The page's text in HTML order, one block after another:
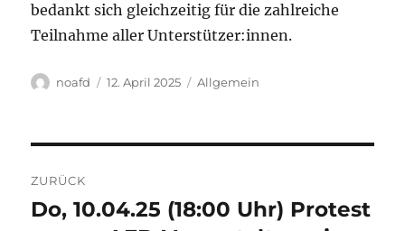
bedankt sich gleichzeitig für die zahlreiche
Teilnahme aller Unterstützer:innen.
Autor
noafd
Veröffentlicht
12. April 2025 Kategorien
Allgemein
ZURÜCK
Vorheriger
Do, 10.04.25 (18:00 Uhr) Protest